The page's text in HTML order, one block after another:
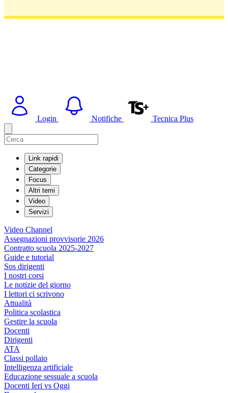
Login Notifiche Tecnica Plus
Link rapidi
Categorie
Focus
Altri temi
Video
Servizi
Video Channel
Assegnazioni provvisorie 2026
Contratto scuola 2025-2027
Guide e tutorial
Sos dirigenti
I nostri corsi
Le notizie del giorno
I lettori ci scrivono
Attualità
Politica scolastica
Gestire la scuola
Docenti
Dirigenti
ATA
Classi pollaio
Intelligenza artificiale
Educazione sessuale a scuola
Docenti Ieri vs Oggi